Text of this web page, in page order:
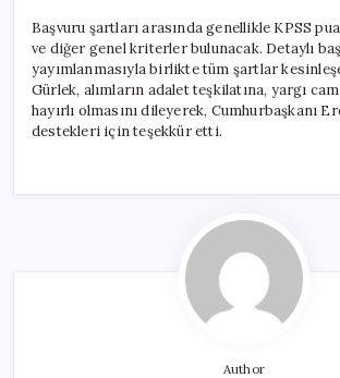
Başvuru şartları arasında genellikle KPSS
ve diğer genel kriterler bulunacak. Detaylı
yayımlanmasıyla birlikte tüm şartlar
Gürlek, alımların adalet teşkilatına, yargı
hayırlı olmasını dileyerek, Cumhurbaşkanı
destekleri için teşekkür etti.
Author